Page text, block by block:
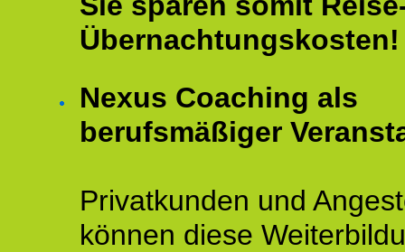
Übernachtungskosten!
Nexus Coaching als
berufsmäßiger
Privatkunden und
können diese